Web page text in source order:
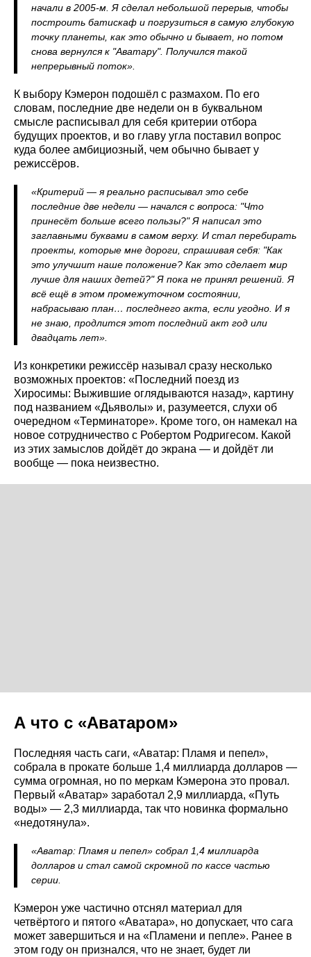
начали в 2005-м. Я сделал небольшой перерыв, чтобы
построить батискаф и погрузиться в самую глубокую
точку планеты, как это обычно и бывает, но потом
снова вернулся к "Аватару". Получился такой
непрерывный поток».
К выбору Кэмерон подошёл с размахом. По его
словам, последние две недели он в буквальном
смысле расписывал для себя критерии отбора
будущих проектов, и во главу угла поставил вопрос
куда более амбициозный, чем обычно бывает у
режиссёров.
«Критерий — я реально расписывал это себе
последние две недели — начался с вопроса: "Что
принесёт больше всего пользы?" Я написал это
заглавными буквами в самом верху. И стал перебирать
проекты, которые мне дороги, спрашивая себя: "Как
это улучшит наше положение? Как это сделает мир
лучше для наших детей?" Я пока не принял решений. Я
всё ещё в этом промежуточном состоянии,
набрасываю план… последнего акта, если угодно. И я
не знаю, продлится этот последний акт год или
двадцать лет».
Из конкретики режиссёр называл сразу несколько
возможных проектов: «Последний поезд из
Хиросимы: Выжившие оглядываются назад», картину
под названием «Дьяволы» и, разумеется, слухи об
очередном «Терминаторе». Кроме того, он намекал на
новое сотрудничество с Робертом Родригесом. Какой
из этих замыслов дойдёт до экрана — и дойдёт ли
вообще — пока неизвестно.
А что с «Аватаром»
Последняя часть саги, «Аватар: Пламя и пепел»,
собрала в прокате больше 1,4 миллиарда долларов —
сумма огромная, но по меркам Кэмерона это провал.
Первый «Аватар» заработал 2,9 миллиарда, «Путь
воды» — 2,3 миллиарда, так что новинка формально
«недотянула».
«Аватар: Пламя и пепел» собрал 1,4 миллиарда
долларов и стал самой скромной по кассе частью
серии.
Кэмерон уже частично отснял материал для
четвёртого и пятого «Аватара», но допускает, что сага
может завершиться и на «Пламени и пепле». Ранее в
этом году он признался, что не знает, будет ли